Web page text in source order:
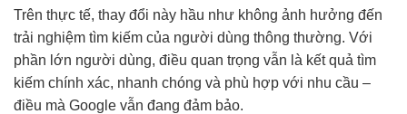
Trên thực tế, thay đổi này hầu như không ảnh hưởng đến
trải nghiệm tìm kiếm của người dùng thông thường. Với
phần lớn người dùng, điều quan trọng vẫn là kết quả tìm
kiếm chính xác, nhanh chóng và phù hợp với nhu cầu –
điều mà Google vẫn đang đảm bảo.